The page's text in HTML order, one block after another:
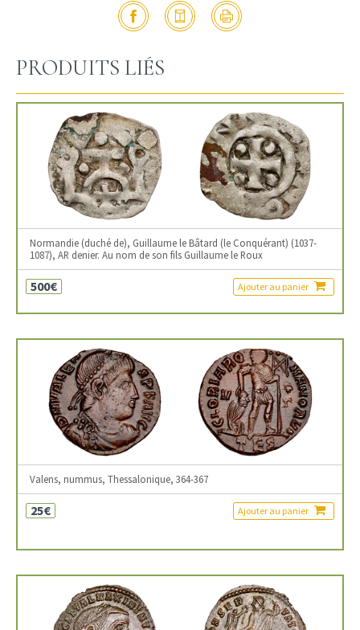
PRODUITS LIÉS
Normandie (duché de), Guillaume le Bâtard (le Conquérant) (1037-
1087), AR denier. Au nom de son fils Guillaume le Roux
500€ Ajouter au panier
Valens, nummus, Thessalonique, 364-367
25€ Ajouter au panier